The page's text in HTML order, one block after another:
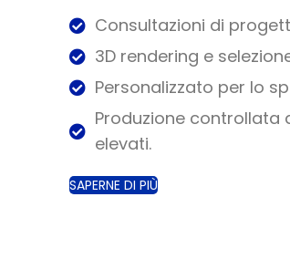
Consultazioni di
3D rendering e
Personalizzato per lo
Produzione
elevati.
SAPERNE DI PIÙ